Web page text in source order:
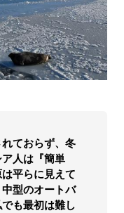
ておらず、冬
人は『簡単
平らに見えて
型のオートバ
も最初は難し